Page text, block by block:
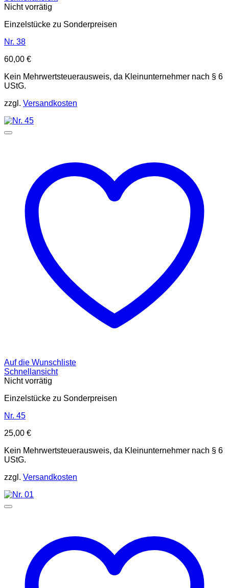
Nicht vorrätig
Einzelstücke zu Sonderpreisen
Nr. 38
60,00 €
Kein Mehrwertsteuerausweis, da Kleinunternehmer nach § 6
UStG.
zzgl. Versandkosten
Auf die Wunschliste
Schnellansicht
Nicht vorrätig
Einzelstücke zu Sonderpreisen
Nr. 45
25,00 €
Kein Mehrwertsteuerausweis, da Kleinunternehmer nach § 6
UStG.
zzgl. Versandkosten